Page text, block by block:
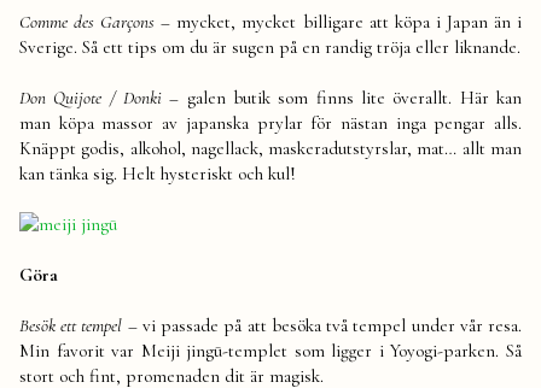
Comme des Garçons – mycket, mycket billigare att köpa i Japan än i
Sverige. Så ett tips om du är sugen på en randig tröja eller liknande.
Don Quijote / Donki – galen butik som finns lite överallt. Här kan
man köpa massor av japanska prylar för nästan inga pengar alls.
Knäppt godis, alkohol, nagellack, maskeradutstyrslar, mat… allt man
kan tänka sig. Helt hysteriskt och kul!
Göra
Besök ett tempel – vi passade på att besöka två tempel under vår resa.
Min favorit var Meiji jingū-templet som ligger i Yoyogi-parken. Så
stort och fint, promenaden dit är magisk.